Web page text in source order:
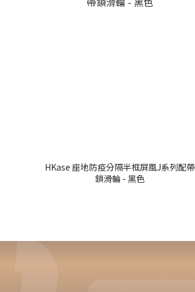
HKase 座地防疫分隔半框屏風J系列配帶
鎖滑輪 - 黑色